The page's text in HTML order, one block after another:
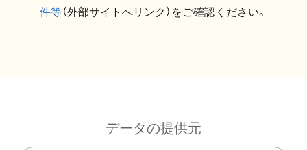
件等（外部サイトへリンク）をご確認ください。
データの提供元